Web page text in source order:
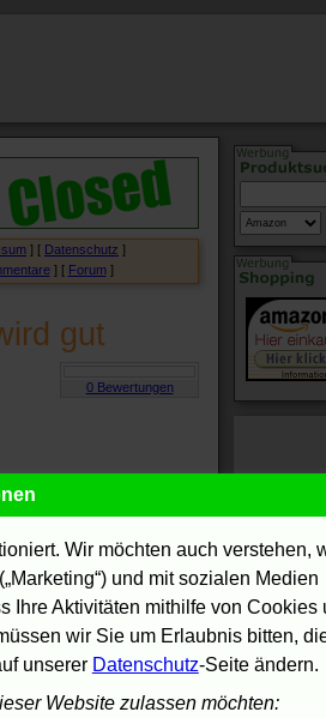
] [ Datenschutz ]
] [ Forum]
gut
Wir möchten auch verstehen,
und mit sozialen Medien
Ihre Aktivitäten mithilfe von Cookies
wir Sie um Erlaubnis bitten,
unserer Datenschutz-Seite ändern.
Website zulassen möchten: